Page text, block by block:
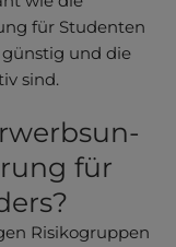
für Studenten
günstig und die
sind.
für
Risikogruppen